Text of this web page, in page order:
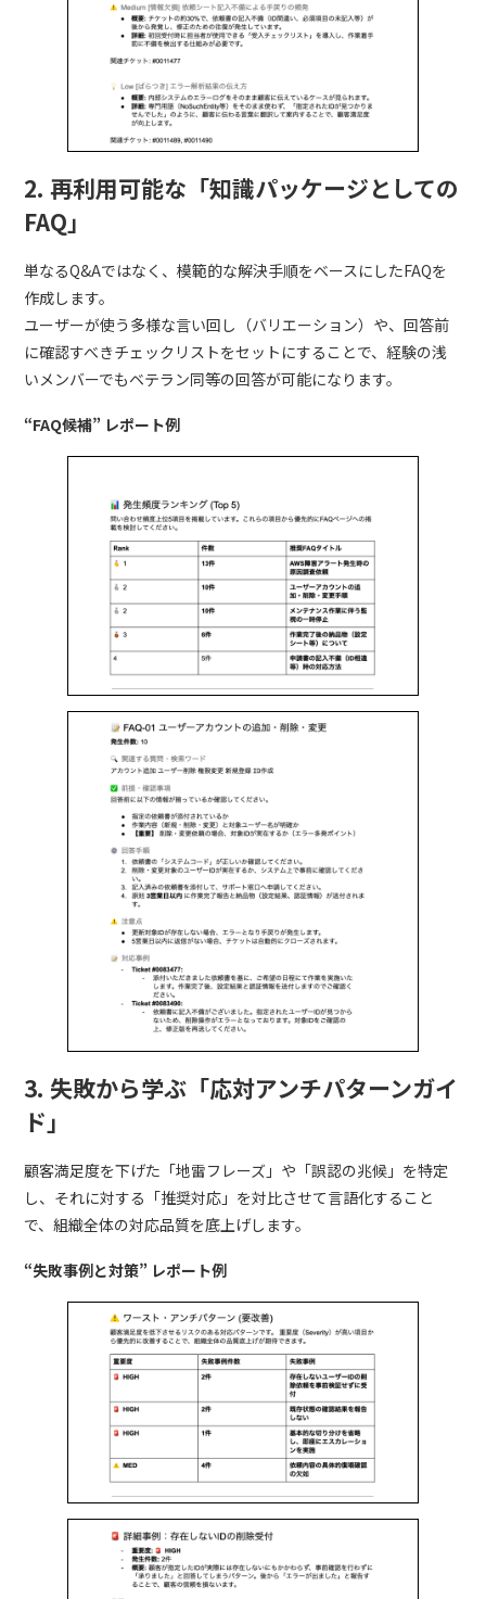
2. 再利用可能な「知識パッケージとしての
FAQ」
単なるQ&Aではなく、模範的な解決手順をベースにしたFAQを
作成します。
ユーザーが使う多様な言い回し（バリエーション）や、回答前
に確認すべきチェックリストをセットにすることで、経験の浅
いメンバーでもベテラン同等の回答が可能になります。
“FAQ候補” レポート例
3. 失敗から学ぶ「応対アンチパターンガイ
ド」
顧客満足度を下げた「地雷フレーズ」や「誤認の兆候」を特定
し、それに対する「推奨対応」を対比させて言語化すること
で、組織全体の対応品質を底上げします。
“失敗事例と対策” レポート例